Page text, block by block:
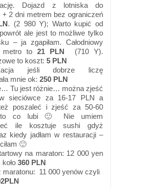
Dojazd z lotniska do
+ 2 dni metrem bez ograniczeń
. (2 980 Y); Warto kupić od
ale jest to możliwe tylko
– ja zgapiłam. Całodniowy
metro to 21 PLN (710 Y).
to koszt: 5 PLN
jeśli dobrze liczę
mnie ok: 250 PLN
Tu jest różnie… można zjeść
sieciówce za 16-17 PLN a
poszaleć i zjeść za 50-60
co lubi 🙂 Nie umiem
ile kosztuje sushi gdyż
kiedy jadłam w restauracji –
🙂
na maraton: 12 000 yen
360 PLN
maratonu: 11 000 yenów czyli